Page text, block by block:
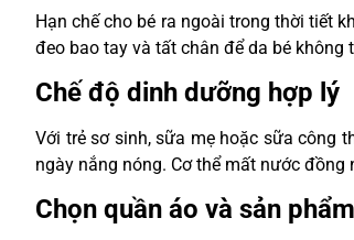
Hạn chế cho bé ra ngoài trong thời tiết
đeo bao tay và tất chân để da bé
Chế độ dinh dưỡng hợp lý
Với trẻ sơ sinh, sữa mẹ hoặc sữa công
ngày nắng nóng. Cơ thể mất nước đồng
Chọn quần áo và sản